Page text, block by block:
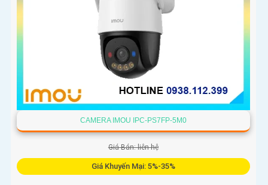
CAMERA IMOU IPC-PS7FP-5M0
Giá Bán: liên hệ
Giá Khuyến Mại: 5%-35%